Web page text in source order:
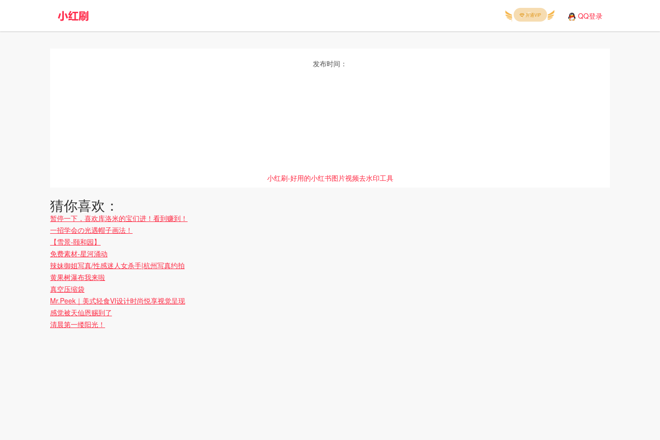
QQ登录
开通VIP
发布时间：
小红刷-好用的小红书图片视频去水印工具
猜你喜欢：
暂停一下，喜欢库洛米的宝们进！看到赚到！
一招学会の光遇帽子画法！
【雪景-颐和园】
免费素材-星河涌动
辣妹御姐写真/性感迷人女杀手|杭州写真约拍
黄果树瀑布我来啦
真空压缩袋
Mr.Peek｜美式轻食VI设计时尚悦享视觉呈现
感觉被天仙恩赐到了
清晨第一缕阳光！